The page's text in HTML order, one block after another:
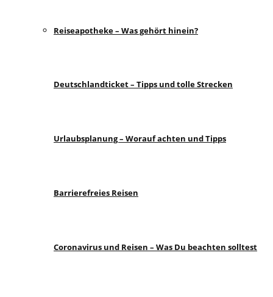
Reiseapotheke – Was gehört hinein?
Deutschlandticket – Tipps und tolle Strecken
Urlaubsplanung – Worauf achten und Tipps
Barrierefreies Reisen
Coronavirus und Reisen – Was Du beachten solltest